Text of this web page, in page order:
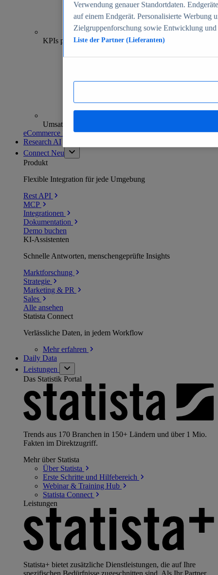
70+
KPIs pro Shop
Umsatzanalysen und -prognosen
eCommerce Insights entdecken
Research AI
Connect Neu
Produkt
Flexible Integration für jede Umgebung
Rest API
MCP
Integrationen
Dokumentation
Demo buchen
KI-Assistenten
Schnelle Antworten, menschengeprüfte Insights
Marktforschung
Strategie
Marketing & PR
Sales
Alle ansehen
Statista Connect
Verlässliche Daten, in jedem Workflow
Mehrerfahren
Daily Data
Leistungen
Das Statistik Portal
Trends aus 170 Branchen in 150+ Ländern und über 1 Mio.
Fakten im Direktzugriff.
Mehr über Statista
Über Statista
Erste Schritte und Hilfebereich
Webinar & Training Hub
Statista Connect
Leistungen
Statista+ bietet zusätzliche Dienstleistungen, die auf Ihre
spezifischen Bedürfnisse zugeschnitten sind. Als Ihr Partner
Verwendung genauer Standortdaten.
auf einem Endgerät. Personalisierte Werbung
Zielgruppenforschung sowie Entwicklung
Liste der Partner (Lieferanten)